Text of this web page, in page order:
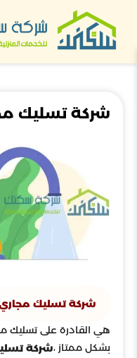
شركة تسليك
شركة تسليك مجاري
هي القادرة على تسليك
بشكل ممتاز ،شركة